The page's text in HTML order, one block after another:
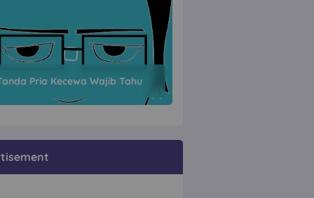
Pria Kecewa Wajib Tahu